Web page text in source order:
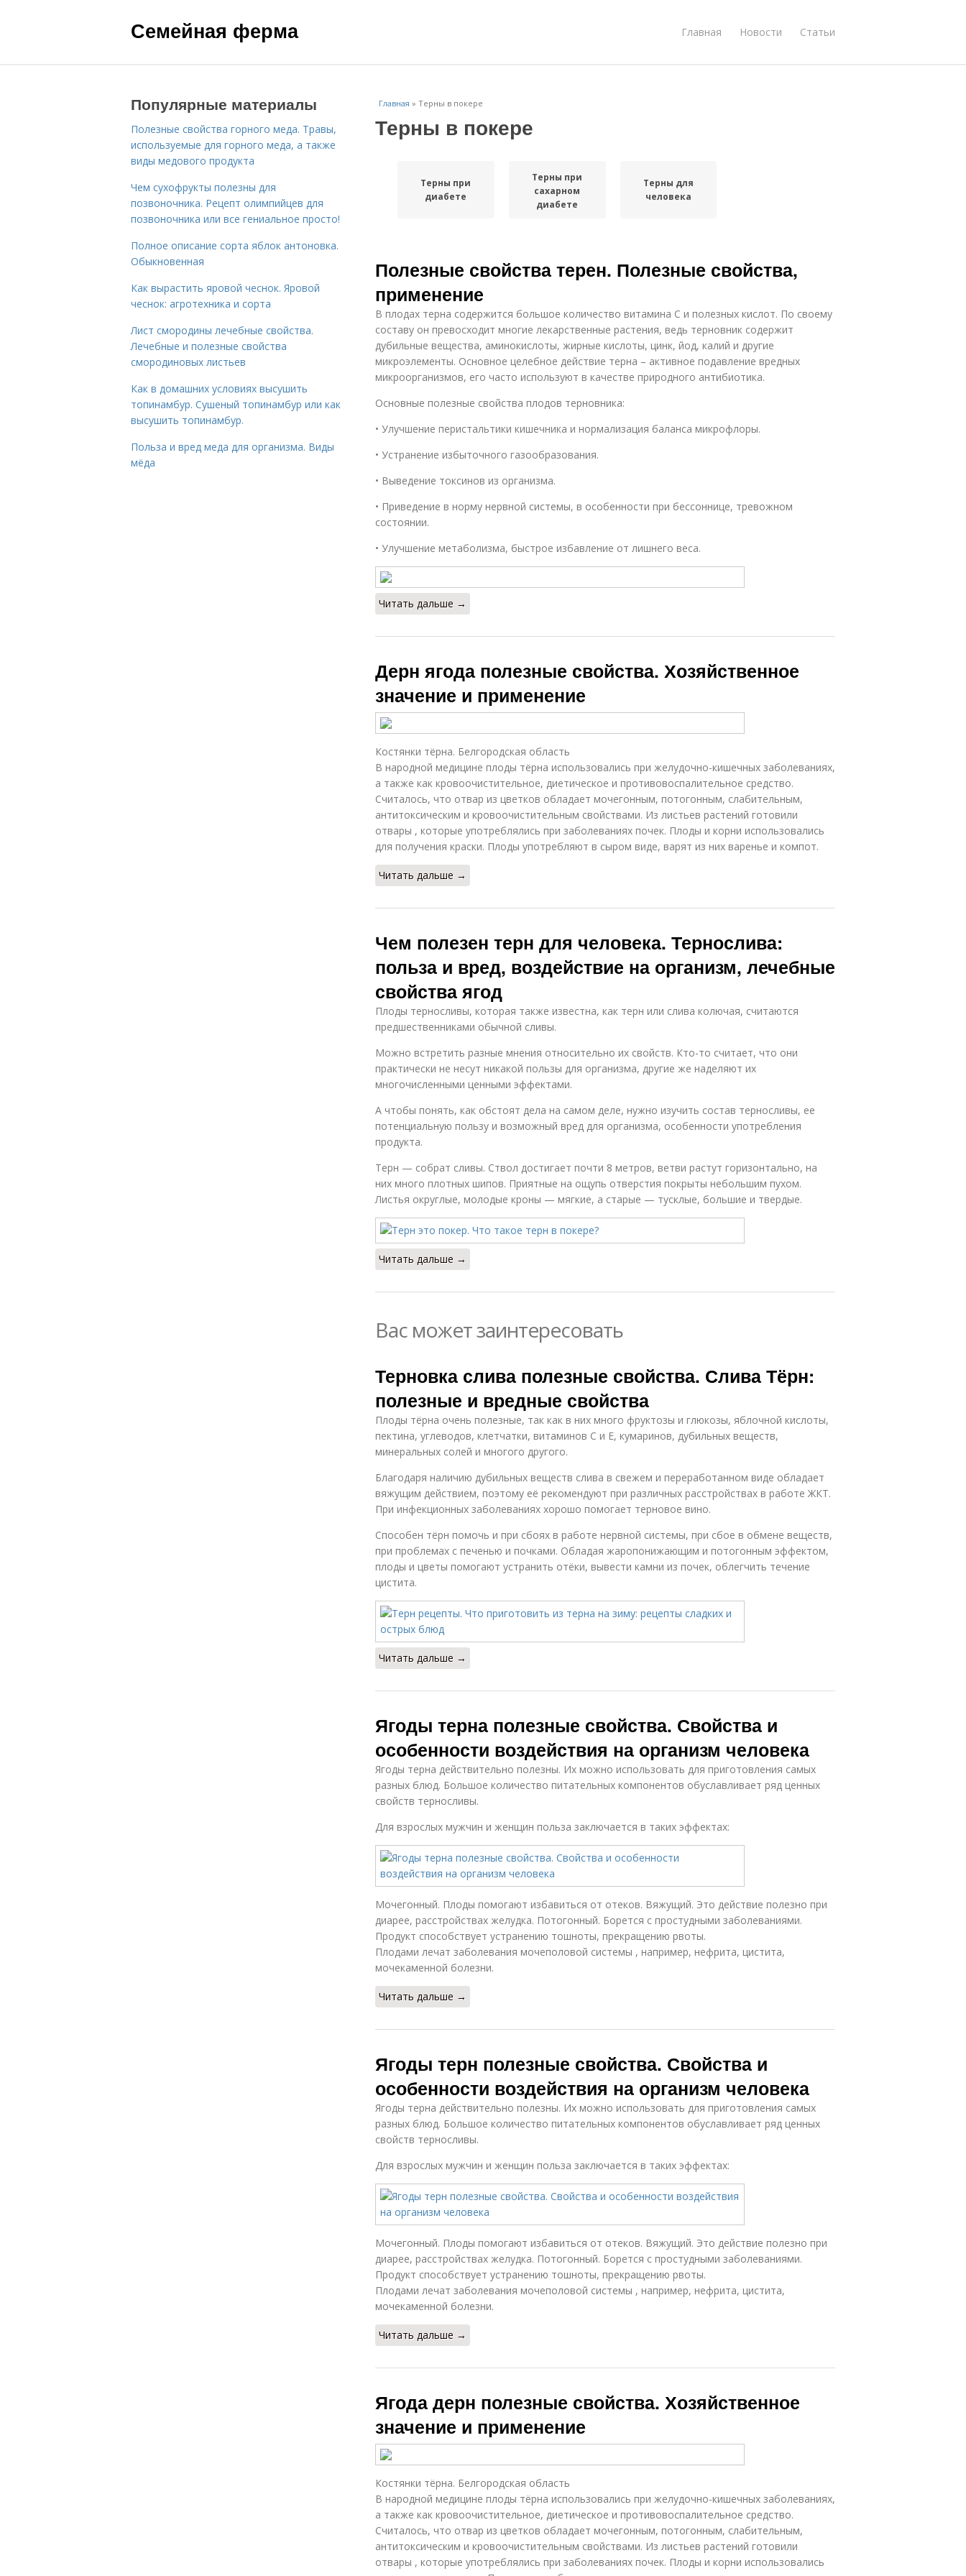
Семейная ферма Главная Новости Статьи
Главная » Терны в покере
Терны в покере
Терны при
диабете
Терны при
сахарном
диабете
Терны для
человека
Полезные свойства терен. Полезные свойства,
применение
В плодах терна содержится большое количество витамина С и полезных кислот. По своему
составу он превосходит многие лекарственные растения, ведь терновник содержит
дубильные вещества, аминокислоты, жирные кислоты, цинк, йод, калий и другие
микроэлементы. Основное целебное действие терна – активное подавление вредных
микроорганизмов, его часто используют в качестве природного антибиотика.
Основные полезные свойства плодов терновника:
• Улучшение перистальтики кишечника и нормализация баланса микрофлоры.
• Устранение избыточного газообразования.
• Выведение токсинов из организма.
• Приведение в норму нервной системы, в особенности при бессоннице, тревожном
состоянии.
• Улучшение метаболизма, быстрое избавление от лишнего веса.
Читать дальше →
Дерн ягода полезные свойства. Хозяйственное
значение и применение
Костянки тёрна. Белгородская область
В народной медицине плоды тёрна использовались при желудочно-кишечных заболеваниях,
а также как кровоочистительное, диетическое и противовоспалительное средство.
Считалось, что отвар из цветков обладает мочегонным, потогонным, слабительным,
антитоксическим и кровоочистительным свойствами. Из листьев растений готовили
отвары , которые употреблялись при заболеваниях почек. Плоды и корни использовались
для получения краски. Плоды употребляют в сыром виде, варят из них варенье и компот.
Читать дальше →
Чем полезен терн для человека. Тернослива:
польза и вред, воздействие на организм, лечебные
свойства ягод
Плоды терносливы, которая также известна, как терн или слива колючая, считаются
предшественниками обычной сливы.
Можно встретить разные мнения относительно их свойств. Кто-то считает, что они
практически не несут никакой пользы для организма, другие же наделяют их
многочисленными ценными эффектами.
А чтобы понять, как обстоят дела на самом деле, нужно изучить состав терносливы, ее
потенциальную пользу и возможный вред для организма, особенности употребления
продукта.
Терн — собрат сливы. Ствол достигает почти 8 метров, ветви растут горизонтально, на
них много плотных шипов. Приятные на ощупь отверстия покрыты небольшим пухом.
Листья округлые, молодые кроны — мягкие, а старые — тусклые, большие и твердые.
Читать дальше →
Вас может заинтересовать
Терновка слива полезные свойства. Слива Тёрн:
полезные и вредные свойства
Плоды тёрна очень полезные, так как в них много фруктозы и глюкозы, яблочной кислоты,
пектина, углеводов, клетчатки, витаминов С и Е, кумаринов, дубильных веществ,
минеральных солей и многого другого.
Благодаря наличию дубильных веществ слива в свежем и переработанном виде обладает
вяжущим действием, поэтому её рекомендуют при различных расстройствах в работе ЖКТ.
При инфекционных заболеваниях хорошо помогает терновое вино.
Способен тёрн помочь и при сбоях в работе нервной системы, при сбое в обмене веществ,
при проблемах с печенью и почками. Обладая жаропонижающим и потогонным эффектом,
плоды и цветы помогают устранить отёки, вывести камни из почек, облегчить течение
цистита.
Читать дальше →
Ягоды терна полезные свойства. Свойства и
особенности воздействия на организм человека
Ягоды терна действительно полезны. Их можно использовать для приготовления самых
разных блюд. Большое количество питательных компонентов обуславливает ряд ценных
свойств терносливы.
Для взрослых мужчин и женщин польза заключается в таких эффектах:
Мочегонный. Плоды помогают избавиться от отеков. Вяжущий. Это действие полезно при
диарее, расстройствах желудка. Потогонный. Борется с простудными заболеваниями.
Продукт способствует устранению тошноты, прекращению рвоты.
Плодами лечат заболевания мочеполовой системы , например, нефрита, цистита,
мочекаменной болезни.
Читать дальше →
Ягоды терн полезные свойства. Свойства и
особенности воздействия на организм человека
Ягоды терна действительно полезны. Их можно использовать для приготовления самых
разных блюд. Большое количество питательных компонентов обуславливает ряд ценных
свойств терносливы.
Для взрослых мужчин и женщин польза заключается в таких эффектах:
Мочегонный. Плоды помогают избавиться от отеков. Вяжущий. Это действие полезно при
диарее, расстройствах желудка. Потогонный. Борется с простудными заболеваниями.
Продукт способствует устранению тошноты, прекращению рвоты.
Плодами лечат заболевания мочеполовой системы , например, нефрита, цистита,
мочекаменной болезни.
Читать дальше →
Ягода дерн полезные свойства. Хозяйственное
значение и применение
Костянки тёрна. Белгородская область
В народной медицине плоды тёрна использовались при желудочно-кишечных заболеваниях,
а также как кровоочистительное, диетическое и противовоспалительное средство.
Считалось, что отвар из цветков обладает мочегонным, потогонным, слабительным,
антитоксическим и кровоочистительным свойствами. Из листьев растений готовили
отвары , которые употреблялись при заболеваниях почек. Плоды и корни использовались
Популярные материалы
Полезные свойства горного меда. Травы,
используемые для горного меда, а также
виды медового продукта
Чем сухофрукты полезны для
позвоночника. Рецепт олимпийцев для
позвоночника или все гениальное просто!
Полное описание сорта яблок антоновка.
Обыкновенная
Как вырастить яровой чеснок. Яровой
чеснок: агротехника и сорта
Лист смородины лечебные свойства.
Лечебные и полезные свойства
смородиновых листьев
Как в домашних условиях высушить
топинамбур. Сушеный топинамбур или как
высушить топинамбур.
Польза и вред меда для организма. Виды
мёда